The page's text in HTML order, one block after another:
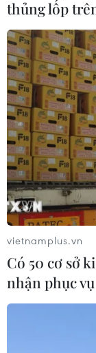
thủng lốp
vietnamplus.vn
Có 50 cơ sở
nhận phục